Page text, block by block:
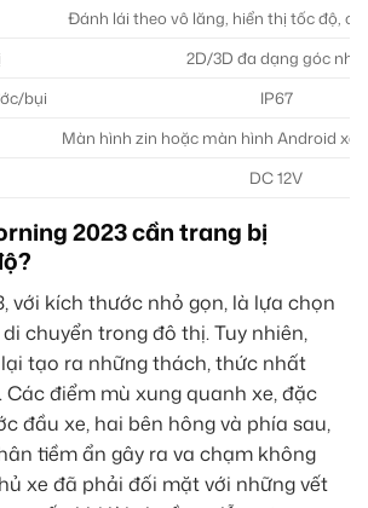
Đánh lái theo vô lăng, hiển thị tốc độ,
2D/3D đa dạng góc nhìn
bụi
IP67
Màn hình zin hoặc màn hình Android xe
DC 12V
2023 cần trang bị
với kích thước nhỏ gọn, là lựa chọn
chuyển trong đô thị. Tuy nhiên,
tạo ra những thách, thức nhất
điểm mù xung quanh xe, đặc
đầu xe, hai bên hông và phía sau,
tiềm ẩn gây ra va chạm không
xe đã phải đối mặt với những vết